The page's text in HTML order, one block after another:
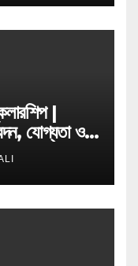
|
যোগ্যতা ও